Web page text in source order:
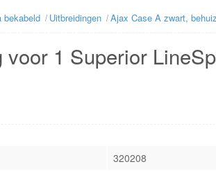
bekabeld Uitbreidingen Ajax Case A zwart,
1 Superior
320208